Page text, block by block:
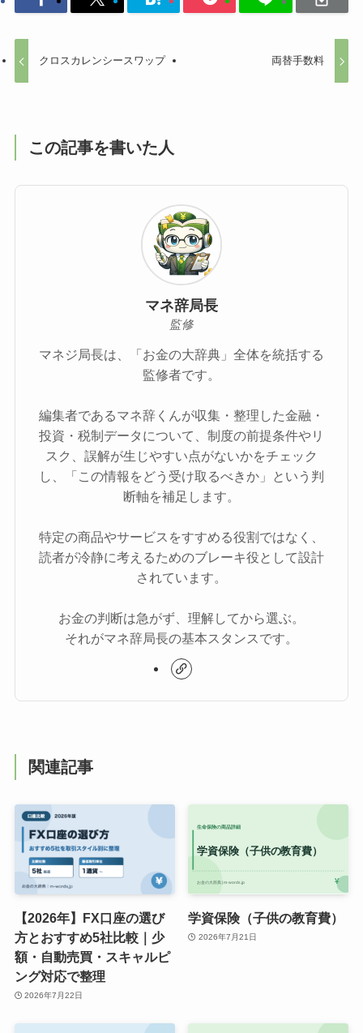
クロスカレンシースワップ 両替手数料
この記事を書いた人
マネ辞局長
監修
マネジ局長は、「お金の大辞典」全体を統括する
監修者です。
編集者であるマネ辞くんが収集・整理した金融・
投資・税制データについて、制度の前提条件やリ
スク、誤解が生じやすい点がないかをチェック
し、「この情報をどう受け取るべきか」という判
断軸を補足します。
特定の商品やサービスをすすめる役割ではなく、
読者が冷静に考えるためのブレーキ役として設計
されています。
お金の判断は急がず、理解してから選ぶ。
それがマネ辞局長の基本スタンスです。
関連記事
【2026年】FX口座の選び
方とおすすめ5社比較｜少
額・自動売買・スキャルピ
ング対応で整理
2026年7月22日
学資保険（子供の教育費）
2026年7月21日